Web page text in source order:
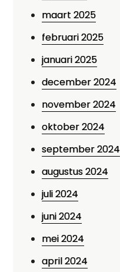
maart 2025
februari 2025
januari 2025
december 2024
november 2024
oktober 2024
september 2024
augustus 2024
juli 2024
juni 2024
mei 2024
april 2024